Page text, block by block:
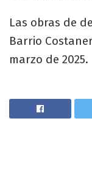
Las obras de
Barrio
marzo de 2025.